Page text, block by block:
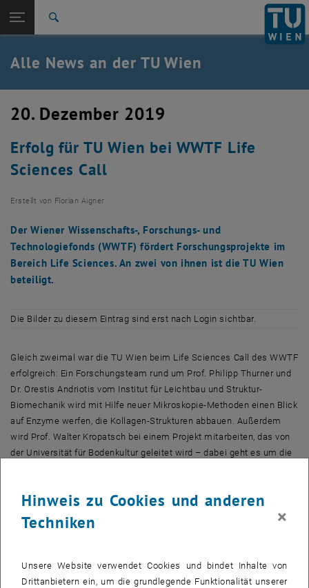
TU Login
Quicklinks
Quicklinks-Menü umschalten
Studium
Karriere
Zurück: Subseiten von TU Wien Startseite auflisten
Zurück zur letzten Ebene:
TU Wien Startseite
Übersicht
Alle News an der TU Wien
20. Dezember 2019
Erfolg für TU Wien bei WWTF Life
Sciences Call
Erstellt von Florian Aigner
Der Wiener Wissenschafts-, Forschungs- und
Technologiefonds (WWTF) fördert Forschungsprojekte im
Bereich Life Sciences. An zwei von ihnen ist die TU Wien
beteiligt.
Die Bilder zu diesem Eintrag sind erst nach Login sichtbar.
Gleich zweimal war die TU Wien beim Life Sciences Call
des WWTF
erfolgreich: Ein Forschungsteam rund um Prof. Philipp Thurner und
Dr. Orestis Andriotis vom Institut für Leichtbau und Struktur-
Biomechanik wird mit Hilfe neuer Mikroskopie-Methoden einen Blick
auf Enzyme werfen, die Kollagen-Strukturen abbauen. Außerdem
wird Prof. Walter Kropatsch bei einem Projekt mitarbeiten, das von
der Universität für Bodenkultur geleitet wird – dabei geht es um die
Hightech-Mikroskopie: Ein neuer Blick auf Kollagen
Kollagene sind Proteine, die für unseren Körper eine ganz besonders
Enzyme können diese Kollagene abbauen und spielen daher eine
wichtige Rolle in Prozessen wie Wundheilung, Geweberegeneration,
Hinweis zu Cookies und anderen
Techniken
×
Unsere Website verwendet Cookies und bindet Inhalte von
Drittanbietern ein, um die grundlegende Funktionalität unserer